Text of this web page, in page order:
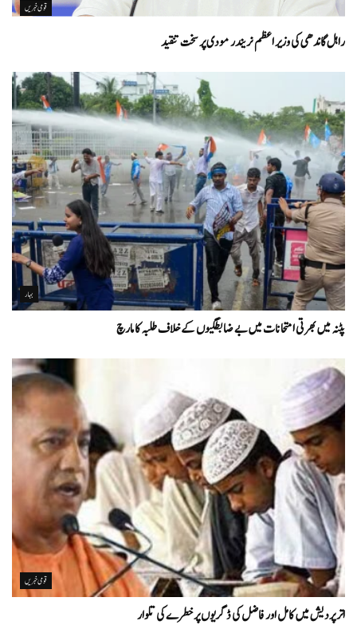
قومی خبریں
راہل گاندھی کی وزیر اعظم نریندر مودی پر سخت تنقید
بہار
پٹنہ میں بھرتی امتحانات میں بے ضابطگیوں کے خلاف طلبہ کا مارچ
قومی خبریں
اتر پردیش میں کامل اور فاضل کی ڈگریوں پر خطرے کی تلوار